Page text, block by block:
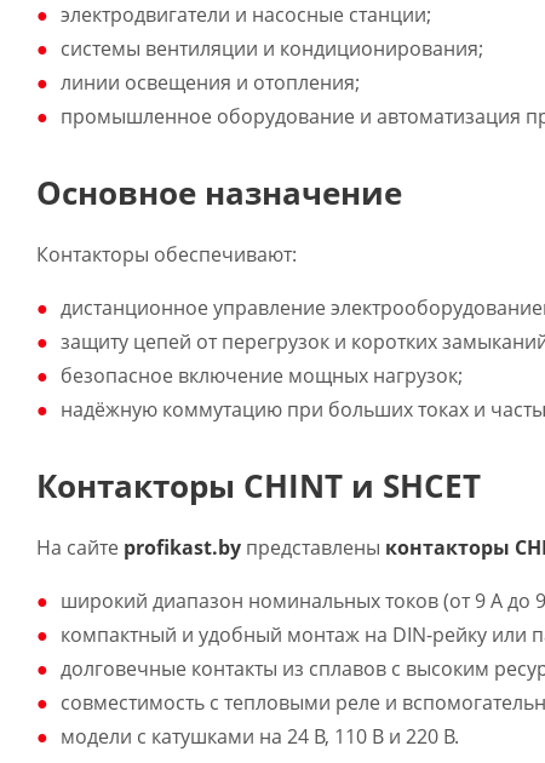
электродвигатели и насосные станции;
системы вентиляции и кондиционирования;
линии освещения и отопления;
промышленное оборудование и автоматизация
Основное назначение
Контакторы обеспечивают:
дистанционное управление
защиту цепей от перегрузок и коротких
безопасное включение мощных нагрузок;
надёжную коммутацию при больших токах и
Контакторы CHINT и SHCET
На сайте profikast.by представлены контакторы
широкий диапазон номинальных токов (от 9 А до
компактный и удобный монтаж на DIN-рейку или
долговечные контакты из сплавов с высоким
совместимость с тепловыми реле и
модели с катушками на 24 В, 110 В и 220 В.